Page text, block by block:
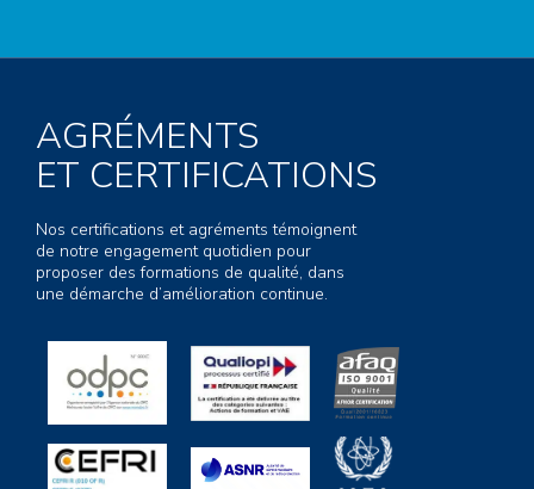
AGRÉMENTS
ET CERTIFICATIONS
Nos certifications et agréments témoignent
de notre engagement quotidien pour
proposer des formations de qualité, dans
une démarche d’amélioration continue.